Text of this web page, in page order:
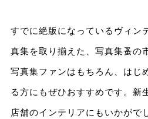
すでに絶版になっているヴィン
真集を取り揃えた、写真集蚤の
写真集ファンはもちろん、はじ
る方にもぜひおすすめです。新
店舗のインテリアにもいかがで